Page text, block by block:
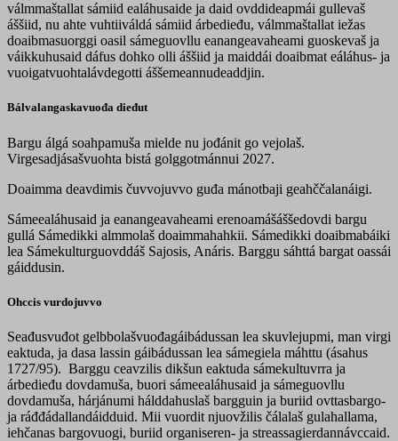
válmmaštallat sámiid ealáhusaide ja daid ovddideapmái gullevaš
áššiid, nu ahte vuhtiiváldá sámiid árbedieđu, válmmaštallat iežas
doaibmasuorggi oasil sámeguovllu eanangeavaheami guoskevaš ja
váikkuhusaid dáfus dohko olli áššiid ja maiddái doaibmat eáláhus- ja
vuoigatvuohtalávdegotti áššemeannudeaddjin.
Bálvalangaskavuođa dieđut
Bargu álgá soahpamuša mielde nu jođánit go vejolaš.
Virgesadjásašvuohta bistá golggotmánnui 2027.
Doaimma deavdimis čuvvojuvvo guđa mánotbaji geahččalanáigi.
Sámeealáhusaid ja eanangeavaheami erenoamášáššedovdi bargu
gullá Sámedikki almmolaš doaimmahahkii. Sámedikki doaibmabáiki
lea Sámekulturguovddáš Sajosis, Anáris. Barggu sáhttá bargat oassái
gáiddusin.
Ohccis vurdojuvvo
Seađusvuđot gelbbolašvuođagáibádussan lea skuvlejupmi, man virgi
eaktuda, ja dasa lassin gáibádussan lea sámegiela máhttu (ásahus
1727/95). Barggu ceavzilis dikšun eaktuda sámekultuvrra ja
árbedieđu dovdamuša, buori sámeealáhusaid ja sámeguovllu
dovdamuša, hárjánumi hálddahuslaš bargguin ja buriid ovttasbargo-
ja ráđđádallandáidduid. Mii vuordit njuovžilis čálalaš gulahallama,
iehčanas bargovuogi, buriid organiseren- ja streassagierdannávccaid.